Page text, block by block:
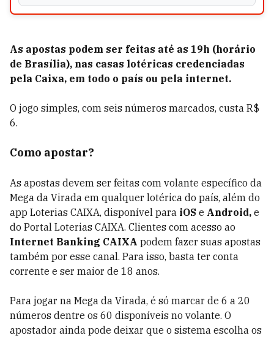
As apostas podem ser feitas até as 19h (horário
de Brasília), nas casas lotéricas credenciadas
pela Caixa, em todo o país ou pela internet.
O jogo simples, com seis números marcados, custa R$
6.
Como apostar?
As apostas devem ser feitas com volante específico da
Mega da Virada em qualquer lotérica do país, além do
app Loterias CAIXA, disponível para iOS e Android, e
do Portal Loterias CAIXA. Clientes com acesso ao
Internet Banking CAIXA podem fazer suas apostas
também por esse canal. Para isso, basta ter conta
corrente e ser maior de 18 anos.
Para jogar na Mega da Virada, é só marcar de 6 a 20
números dentre os 60 disponíveis no volante. O
apostador ainda pode deixar que o sistema escolha os